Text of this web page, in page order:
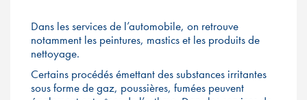
Dans les services de l’automobile, on retrouve
notamment les peintures, mastics et les produits de
nettoyage.
Certains procédés émettant des substances irritantes
sous forme de gaz, poussières, fumées peuvent